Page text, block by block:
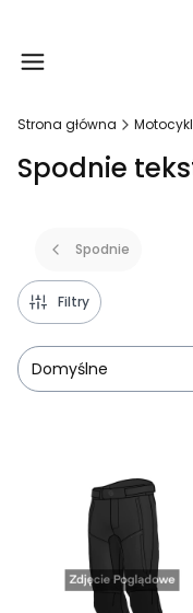
Strona główna
Spodnie
Spodnie
Filtry
Domyślne